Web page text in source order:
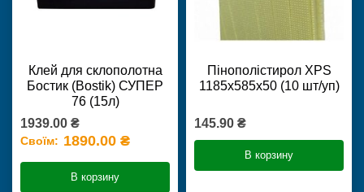
Клей для склополотна
Бостик (Bostik) СУПЕР
76 (15л)
1939.00 ₴
Своїм: 1890.00 ₴
В корзину
Пінополістирол XPS
1185х585х50 (10 шт/уп)
145.90 ₴
В корзину